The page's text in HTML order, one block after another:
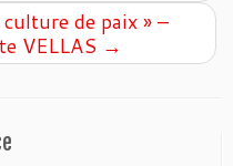
de paix » –
VELLAS →